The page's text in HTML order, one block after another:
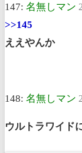
147: 名無しマン
>>145
ええやんか
148: 名無しマン
ウルトラワイド